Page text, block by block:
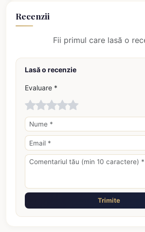
Recenzii
Fii primul care lasă o
Lasă o recenzie
Evaluare *
Trimite